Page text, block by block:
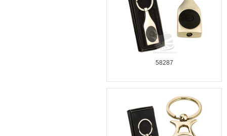
58287